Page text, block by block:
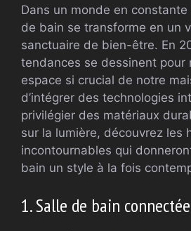
Dans un monde en
de bain se transforme en un
sanctuaire de bien-être. En
tendances se dessinent pour
espace si crucial de notre
d’intégrer des technologies
privilégier des matériaux
sur la lumière, découvrez les
incontournables qui
bain un style à la fois
1. Salle de bain connectée